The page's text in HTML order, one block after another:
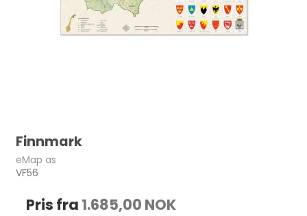
Finnmark
eMap as
VF56
Pris fra 1.685,00 NOK